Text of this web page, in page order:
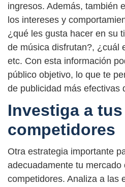
ingresos. Además, también
los intereses y
¿qué les gusta hacer en su
de música disfrutan?, ¿cuál
etc. Con esta información
público objetivo, lo que te
de publicidad más efectivas
Investiga a tus
competidores
Otra estrategia importante
adecuadamente tu mercado
competidores. Analiza a las